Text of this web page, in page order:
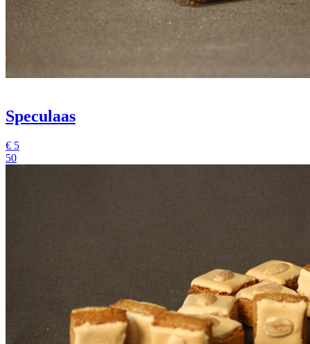
Speculaas
€ 5
50